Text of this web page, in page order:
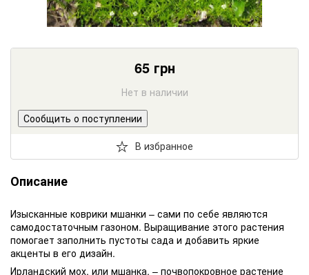
65грн
Нет в наличии
Сообщить о поступлении
В избранное
Описание
Изысканные коврики мшанки – сами по себе являются
самодостаточным газоном. Выращивание этого растения
помогает заполнить пустоты сада и добавить яркие
акценты в его дизайн.
Ирландский мох, или мшанка, – почвопокровное растение